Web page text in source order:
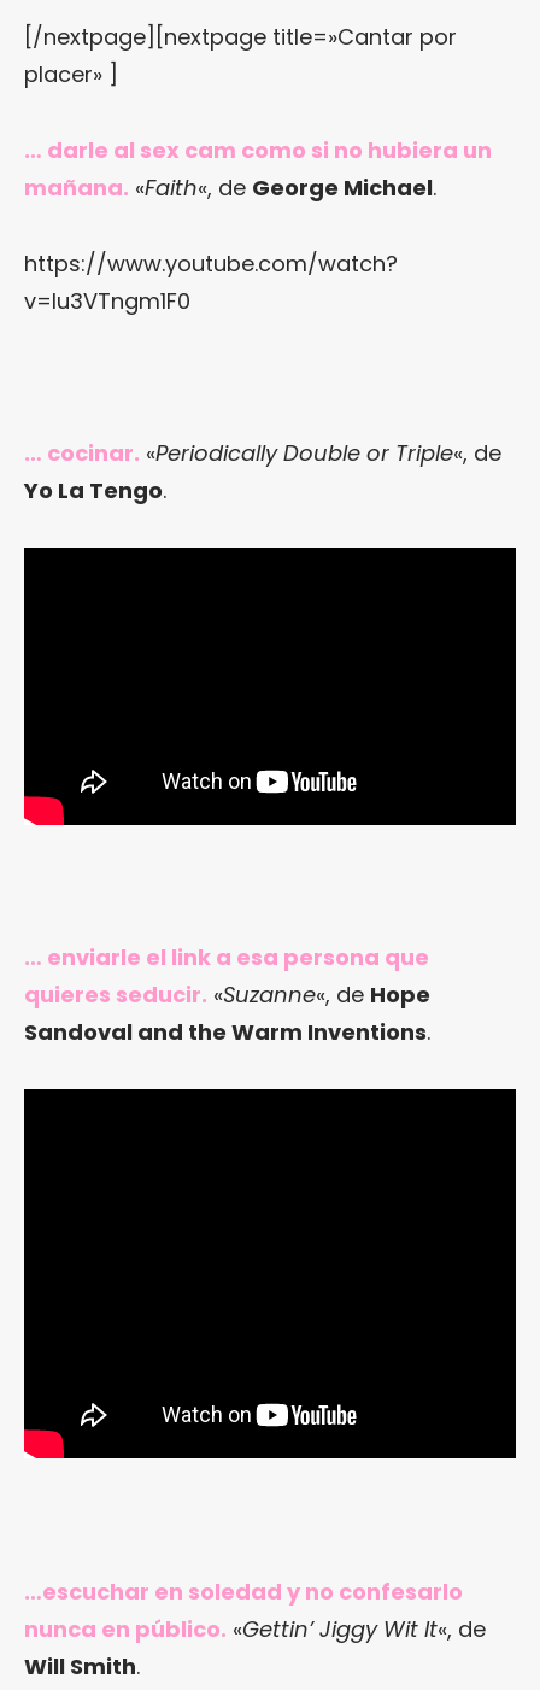
[/nextpage][nextpage title=»Cantar por
placer» ]
… darle al sex cam como si no hubiera un
mañana. «Faith«, de George Michael.
https://www.youtube.com/watch?
v=lu3VTngm1F0
… cocinar. «Periodically Double or Triple«, de
Yo La Tengo.
… enviarle el link a esa persona que
quieres seducir. «Suzanne«, de Hope
Sandoval and the Warm Inventions.
…escuchar en soledad y no confesarlo
nunca en público. «Gettin’ Jiggy Wit It«, de
Will Smith.